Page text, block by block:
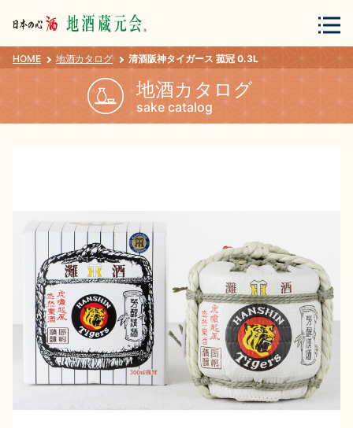
会員登録 ログイン
蔵元紀行 地酒カタログ
地酒解体新書
HOME 地酒カタログ 清酒阪神タイガース 菰冠 0.3L
地酒カタログ
sake catalog